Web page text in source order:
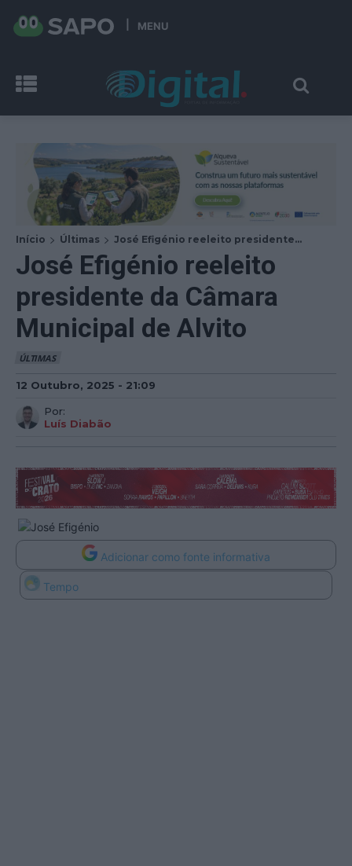
MENU
Início Últimas José Efigénio reeleito presidente...
José Efigénio reeleito
presidente da Câmara
Municipal de Alvito
ÚLTIMAS
12 Outubro, 2025 - 21:09
Por:
Luís Diabão
Adicionar como fonte informativa
Tempo